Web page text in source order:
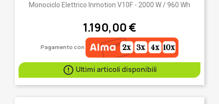
Monociclo Elettrico Inmotion V10F - 2000 W / 960 Wh
1.190,00 €
Pagamento con
 Ultimi articoli disponibili